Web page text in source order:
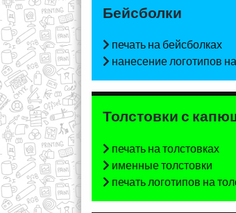
Бейсболки
печать на бейсболках
нанесение логотипов
Толстовки с
печать на толстовках
именные толстовки
печать логотипов на